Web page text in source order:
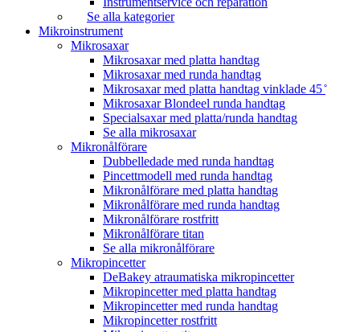
Se alla kategorier
Mikroinstrument
Mikrosaxar
Mikrosaxar med platta handtag
Mikrosaxar med runda handtag
Mikrosaxar med platta handtag vinklade 45 ̊
Mikrosaxar Blondeel runda handtag
Specialsaxar med platta/runda handtag
Se alla mikrosaxar
Mikronålförare
Dubbelledade med runda handtag
Pincettmodell med runda handtag
Mikronålförare med platta handtag
Mikronålförare med runda handtag
Mikronålförare rostfritt
Mikronålförare titan
Se alla mikronålförare
Mikropincetter
DeBakey atraumatiska mikropincetter
Mikropincetter med platta handtag
Mikropincetter med runda handtag
Mikropincetter rostfritt